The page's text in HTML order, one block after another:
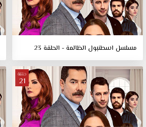
مسلسل اسطنبول الظالمة - الحلقة 23
حلقة
21